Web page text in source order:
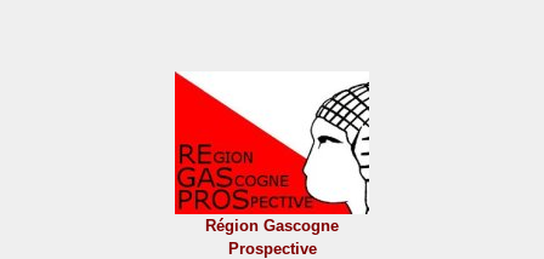
Région Gascogne
Prospective